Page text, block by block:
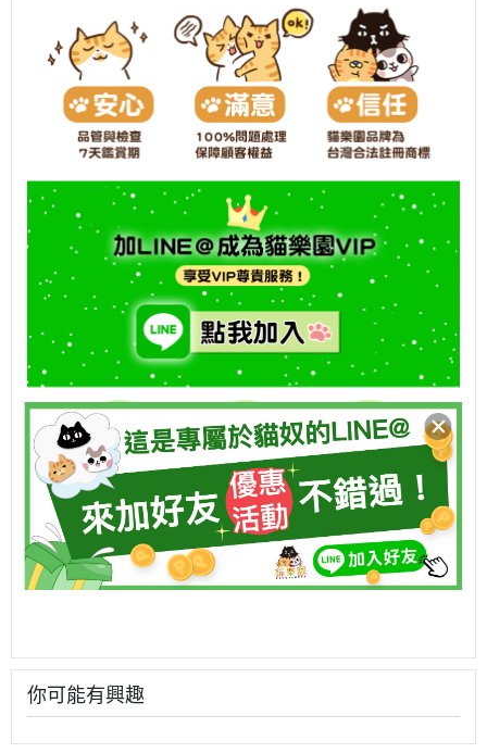
你可能有興趣